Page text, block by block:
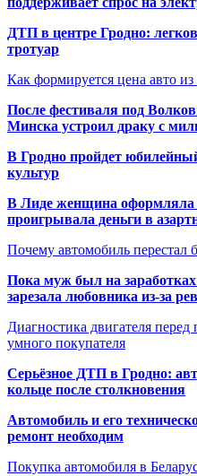
ДТП в центре Гродно:
тротуар
Как формируется цена авто
После фестиваля под
Минска устроил драку с
В Гродно пройдет
культур
В Лиде женщина оформляла
проигрывала деньги в
Почему автомобиль перестал
Пока муж был на
зарезала любовника из-за
Диагностика двигателя
умного покупателя
Серьёзное ДТП в Гродно:
кольце после столкновения
Автомобиль и его
ремонт необходим
Покупка автомобиля в